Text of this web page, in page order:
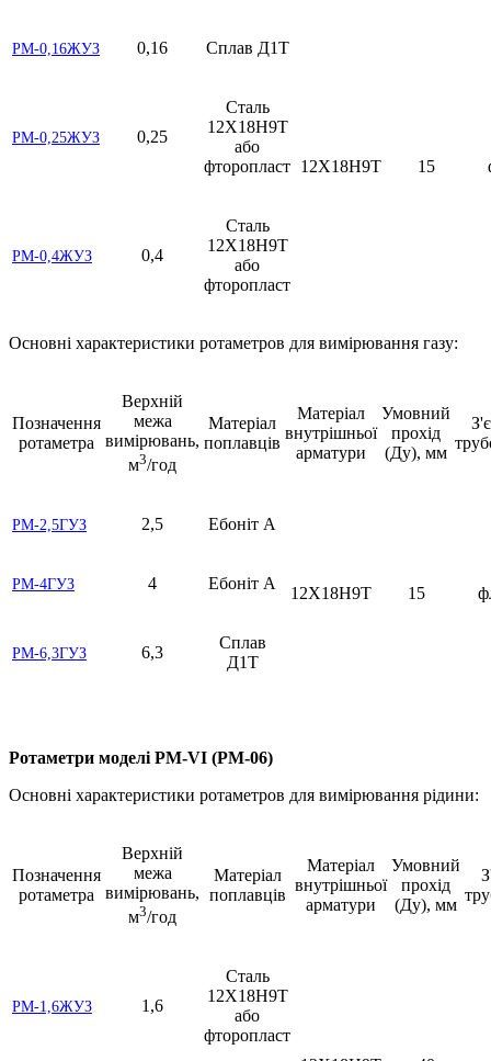
РМ-0,16ЖУЗ 0,16 Сплав Д1Т
12Х18Н9Т 15
РМ-0,25ЖУЗ 0,25
Сталь
12Х18Н9Т
або
фторопласт
РМ-0,4ЖУЗ 0,4
Сталь
12Х18Н9Т
або
фторопласт
Основні характеристики ротаметров для вимірювання газу:
Позначення
ротаметра
Верхній
межа
вимірювань,
м3/год
Матеріал
поплавців
Матеріал
внутрішньої
арматури
Умовний
прохід
(Ду), мм
РМ-2,5ГУЗ 2,5 Ебоніт А
12Х18Н9Т 15
РМ-4ГУЗ 4 Ебоніт А
РМ-6,3ГУЗ 6,3
Сплав
Д1Т
Ротаметри моделі РМ-VI (РМ-06)
Основні характеристики ротаметров для вимірювання рідини:
Позначення
ротаметра
Верхній
межа
вимірювань,
м3/год
Матеріал
поплавців
Матеріал
внутрішньої
арматури
Умовний
прохід
(Ду), мм
РМ-1,6ЖУЗ 1,6
Сталь
12Х18Н9Т
або
фторопласт